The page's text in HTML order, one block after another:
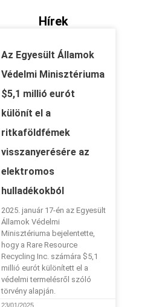
Hírek
Az Egyesült Államok
Védelmi Minisztériuma
$5,1 millió eurót
különít el a
ritkaföldfémek
visszanyerésére az
elektromos
hulladékokból
2025. január 17-én az Egyesült
Államok Védelmi
Minisztériuma bejelentette,
hogy a Rare Resource
Recycling Inc. számára $5,1
millió eurót különített el a
védelmi termelésről szóló
törvény alapján.
23/01/2025